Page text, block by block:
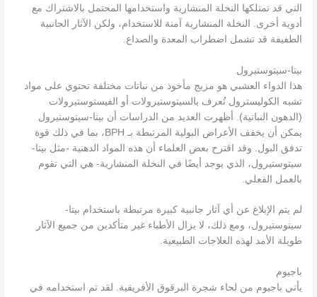
التي قد تمتلكها النخلة المنشارية واستخدامها المحتمل بالاشتراك مع
أدوية أخرى. النخلة المنشارية آمنة للاستخدام، ولكن الآثار الجانبية
الطفيفة قد تشمل اضطراب المعدة والصداع.
بيتا-سيتوستيرول
هذا الدواء العشبي هو مزيج مأخوذ من نباتات مختلفة تحتوي على مواد
تشبه الكوليسترول تُعرف بالسيتوستيرولات أو الفيستوستيرولات
(الدهون النباتية). أظهرت العديد من الدراسات أن بيتا-سيتوستيرول
يمكن أن يخفف الأعراض البولية المرتبطة بـ BPH، بما في ذلك قوة
تدفق البول. وقد اقترح بعض العلماء أن هذه المواد الدهنية -مثل بيتا-
سيتوستيرول، الذي يوجد أيضًا في النخلة المنشارية- هي التي تقوم
بالعمل الفعلي.
لم يتم الإبلاغ عن أي آثار جانبية كبيرة مرتبطة باستخدام بيتا-
سيتوستيرول، ومع ذلك، لا يزال الأطباء غير متأكدين من جميع الآثار
طويلة الأمد لهذه العلاجات الطبيعية.
باجيوم
يأتي باجيوم من لحاء شجرة البرقوق الأفريقية. لقد تم استخدامه في